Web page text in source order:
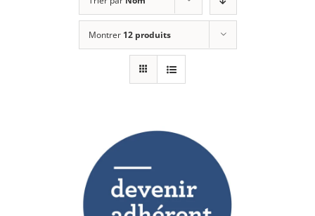
Montrer 12 produits